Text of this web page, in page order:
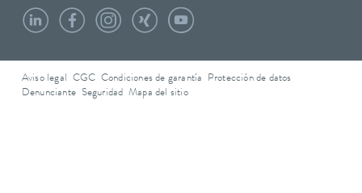
Aviso legal CGC Condiciones de garantía
Protección de datos
Denunciante Seguridad Mapa del sitio